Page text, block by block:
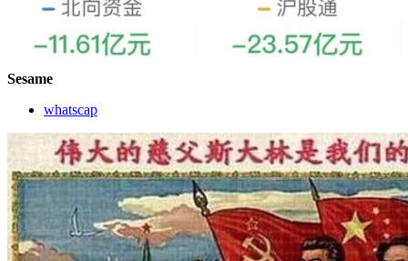
Sesame
whatscap